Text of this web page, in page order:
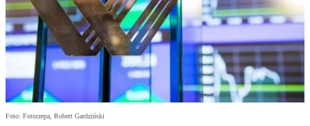
Foto: Fotorzepa, Robert Gardziński